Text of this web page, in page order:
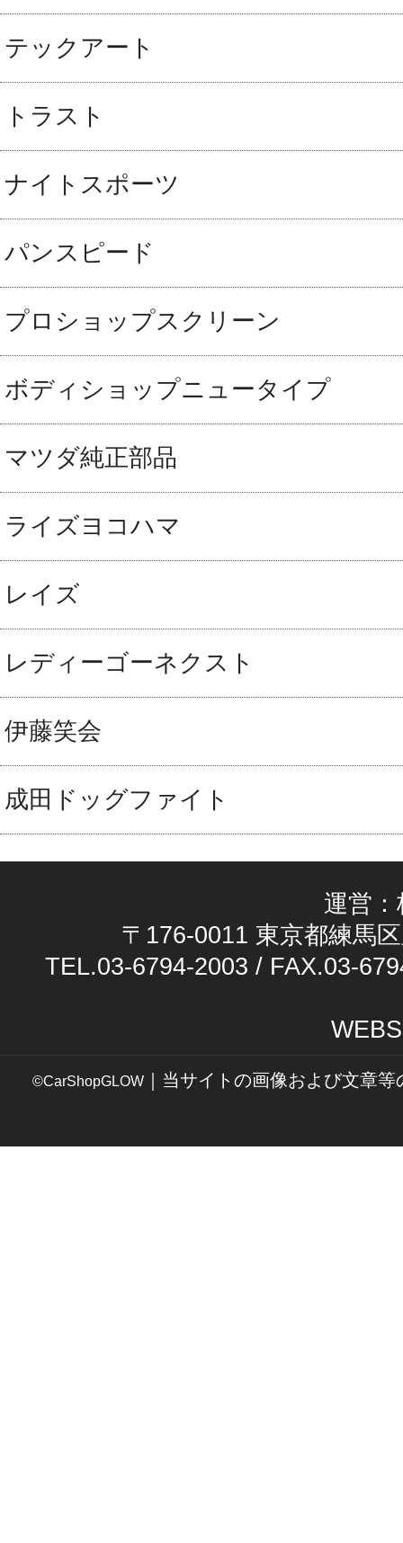
テックアート
トラスト
ナイトスポーツ
パンスピード
プロショップスクリーン
ボディショップニュータイプ
マツダ純正部品
ライズヨコハマ
レイズ
レディーゴーネクスト
伊藤笑会
成田ドッグファイト
運営
〒176-0011 東京都練馬
TEL.03-6794-2003 / FAX.03-
©CarShopGLOW ｜当サイトの画像および文章